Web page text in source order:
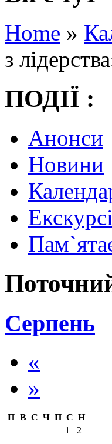
Home »
з
ПОДІЇ :
Анонси
Новини
Серпень
«
»
П В С Ч П С Н
1
2